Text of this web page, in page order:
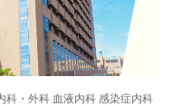
科・外科 血液内科 感染症内科